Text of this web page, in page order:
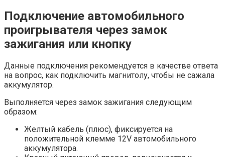
Подключение автомобильного
проигрывателя через замок
зажигания или кнопку
Данные подключения рекомендуется в качестве ответа
на вопрос, как подключить магнитолу, чтобы не сажала
аккумулятор.
Выполняется через замок зажигания следующим
образом:
Желтый кабель (плюс), фиксируется на
положительной клемме 12V автомобильного
аккумулятора.